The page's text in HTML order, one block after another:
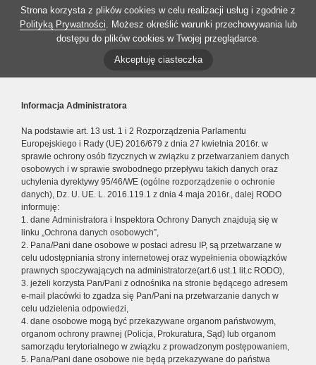
Strona korzysta z plików cookies w celu realizacji usług i zgodnie z
Polityką Prywatności. Możesz określić warunki przechowywania lub
dostępu do plików cookies w Twojej przeglądarce.
Akceptuję ciasteczka
Informacja Administratora
Na podstawie art. 13 ust. 1 i 2 Rozporządzenia Parlamentu
Europejskiego i Rady (UE) 2016/679 z dnia 27 kwietnia 2016r. w
sprawie ochrony osób fizycznych w związku z przetwarzaniem danych
osobowych i w sprawie swobodnego przepływu takich danych oraz
uchylenia dyrektywy 95/46/WE (ogólne rozporządzenie o ochronie
danych), Dz. U. UE. L. 2016.119.1 z dnia 4 maja 2016r., dalej RODO
informuję:
1. dane Administratora i Inspektora Ochrony Danych znajdują się w
linku „Ochrona danych osobowych”,
2. Pana/Pani dane osobowe w postaci adresu IP, są przetwarzane w
celu udostępniania strony internetowej oraz wypełnienia obowiązków
prawnych spoczywających na administratorze(art.6 ust.1 lit.c RODO),
3. jeżeli korzysta Pan/Pani z odnośnika na stronie będącego adresem
e-mail placówki to zgadza się Pan/Pani na przetwarzanie danych w
celu udzielenia odpowiedzi,
4. dane osobowe mogą być przekazywane organom państwowym,
organom ochrony prawnej (Policja, Prokuratura, Sąd) lub organom
samorządu terytorialnego w związku z prowadzonym postępowaniem,
5. Pana/Pani dane osobowe nie będą przekazywane do państwa